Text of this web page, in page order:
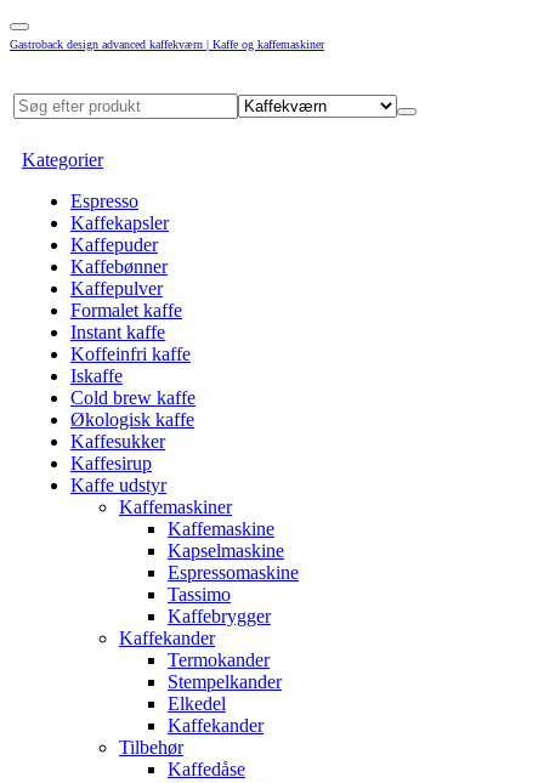
Gastroback design advanced kaffekværn | Kaffe og kaffemaskiner
Kategorier
Espresso
Kaffekapsler
Kaffepuder
Kaffebønner
Kaffepulver
Formalet kaffe
Instant kaffe
Koffeinfri kaffe
Iskaffe
Cold brew kaffe
Økologisk kaffe
Kaffesukker
Kaffesirup
Kaffe udstyr
Kaffemaskiner
Kaffemaskine
Kapselmaskine
Espressomaskine
Tassimo
Kaffebrygger
Kaffekander
Termokander
Stempelkander
Elkedel
Kaffekander
Tilbehør
Kaffedåse